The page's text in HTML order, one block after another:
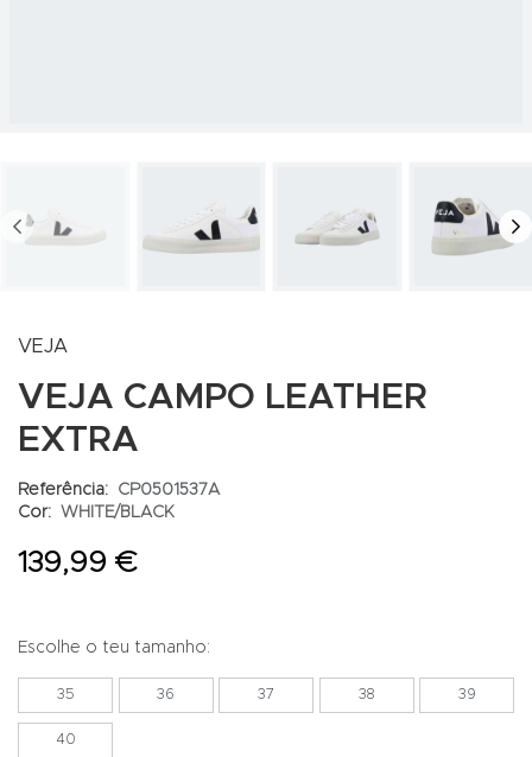
PREV
VEJA
VEJA CAMPO LEATHER
EXTRA
Referência:
CP0501537A
Cor: WHITE/BLACK
139,99 €
Escolhe o teu tamanho:
35 36 37 38 39
40